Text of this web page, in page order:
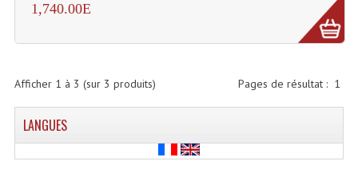
Lecteurs Lasers Simple Et Mp3 (rack 19")
1,740.00E
Pages de résultat : 1
Afficher 1 à 3 (sur 3 produits)
LANGUES